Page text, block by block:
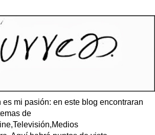
mi pasión: en este blog encontraran
de